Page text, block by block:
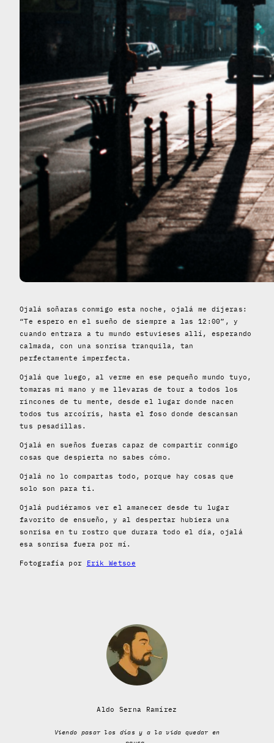
Ojalá soñaras conmigo esta noche, ojalá me dijeras:
“Te espero en el sueño de siempre a las 12:00”, y
cuando entrara a tu mundo estuvieses allí, esperando
calmada, con una sonrisa tranquila, tan
perfectamente imperfecta.
Ojalá que luego, al verme en ese pequeño mundo tuyo,
tomaras mi mano y me llevaras de tour a todos los
rincones de tu mente, desde el lugar donde nacen
todos tus arcoíris, hasta el foso donde descansan
tus pesadillas.
Ojalá en sueños fueras capaz de compartir conmigo
cosas que despierta no sabes cómo.
Ojalá no lo compartas todo, porque hay cosas que
solo son para ti.
Ojalá pudiéramos ver el amanecer desde tu lugar
favorito de ensueño, y al despertar hubiera una
sonrisa en tu rostro que durara todo el día, ojalá
esa sonrisa fuera por mí.
Fotografía por Erik Wetsoe
Aldo Serna Ramírez
Viendo pasar los días y a la vida quedar en